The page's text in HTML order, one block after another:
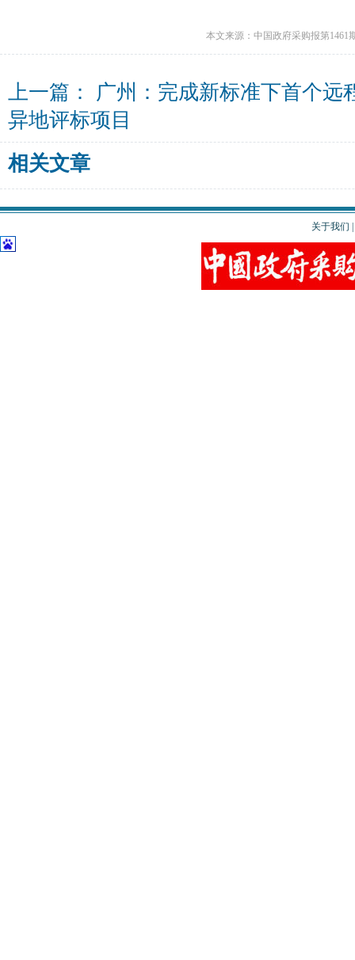
本文来源：中国政府采购报第1461
上一篇： 广州：完成新标准下首个远
异地评标项目
相关文章
关于我们